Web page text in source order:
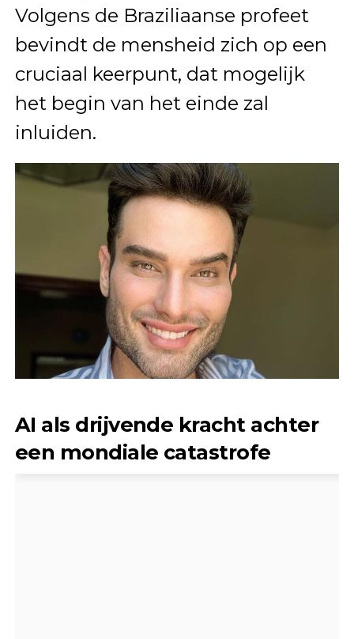
Volgens de Braziliaanse profeet
bevindt de mensheid zich op een
cruciaal keerpunt, dat mogelijk
het begin van het einde zal
inluiden.
AI als drijvende kracht achter
een mondiale catastrofe